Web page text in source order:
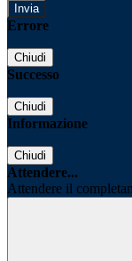
Errore
Chiudi
Successo
Chiudi
Informazione
Chiudi
Attendere...
Attendere il